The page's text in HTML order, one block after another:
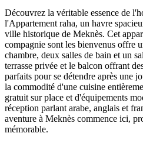
Découvrez la véritable essence de
l'Appartement raha, un havre
ville historique de Meknès. Cet
compagnie sont les bienvenus offre
chambre, deux salles de bain et un
terrasse privée et le balcon offrant
parfaits pour se détendre après une
la commodité d'une cuisine
gratuit sur place et d'équipements
réception parlant arabe, anglais et
aventure à Meknès commence ici,
mémorable.